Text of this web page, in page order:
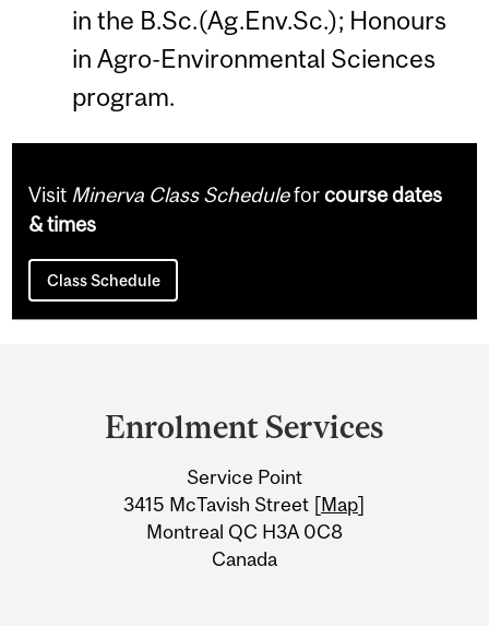
in the B.Sc.(Ag.Env.Sc.); Honours
in Agro-Environmental Sciences
program.
Visit Minerva Class Scheduleforcourse dates
& times
Class Schedule
Information
Enrolment Services
Service Point
3415 McTavish Street [Map]
Montreal QC H3A 0C8
Canada